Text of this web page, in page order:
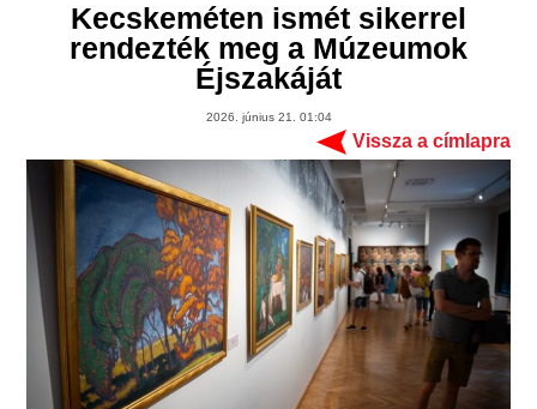
Kecskeméten ismét sikerrel
rendezték meg a Múzeumok
Éjszakáját
2026. június 21. 01:04
Vissza a címlapra